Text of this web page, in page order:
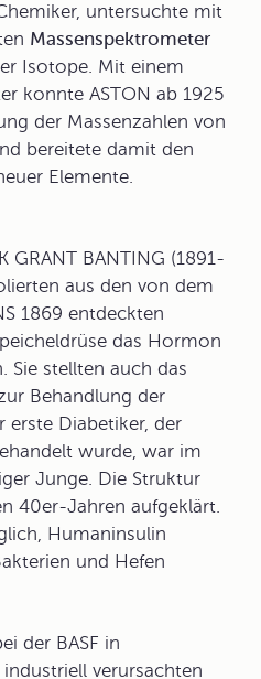
untersuchte mit
Massenspektrometer
Isotope. Mit einem
konnte ASTON ab 1925
der Massenzahlen von
bereitete damit den
Elemente.
GRANT BANTING (1891-
aus den von dem
1869 entdeckten
das Hormon
Sie stellten auch das
Behandlung der
erste Diabetiker, der
wurde, war im
Junge. Die Struktur
40er-Jahren aufgeklärt.
Humaninsulin
und Hefen
der BASF in
verursachten